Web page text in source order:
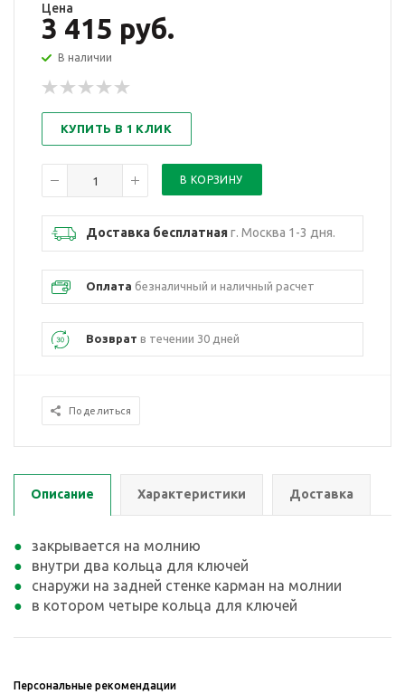
Цена
3 415 руб.
В наличии
КУПИТЬ В 1 КЛИК
Доставка бесплатнаяг. Москва 1-3 дня.
Оплата безналичный и наличный расчет
Возврат в течении 30 дней
Поделиться
Описание Характеристики Доставка
закрывается на молнию
внутри два кольца для ключей
снаружи на задней стенке карман на молнии
в котором четыре кольца для ключей
Персональные рекомендации